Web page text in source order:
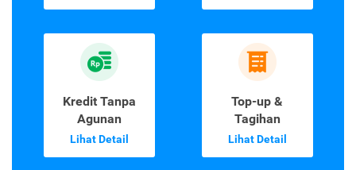
Kredit Tanpa
Agunan
Lihat Detail
Top-up &
Tagihan
Lihat Detail